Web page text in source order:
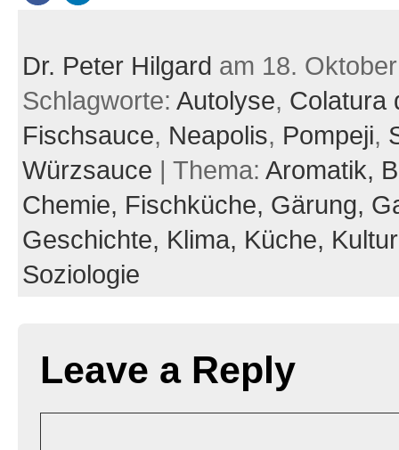
Dr. Peter Hilgard am 18.
Schlagworte: Autolyse, Colatura
Fischsauce, Neapolis, Pompeji,
Würzsauce | Thema: Aromatik,
Chemie, Fischküche, Gärung,
Geschichte, Klima, Küche,
Soziologie
Leave a Reply